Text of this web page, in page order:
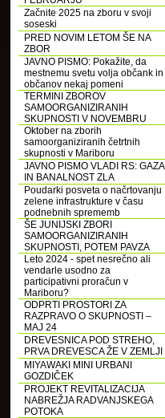
Začnite 2025 na zboru v svoji
soseski
PRED NOVIM LETOM ŠE NA
ZBOR
JAVNO PISMO: Pokažite, da
mestnemu svetu volja občank in
občanov nekaj pomeni
TERMINI ZBOROV
SAMOORGANIZIRANIH
SKUPNOSTI V NOVEMBRU
Oktober na zborih
samoorganiziranih četrtnih
skupnosti v Mariboru
JAVNO PISMO VLADI RS: GAZA
IN BANALNOST ZLA
Poudarki posveta o načrtovanju
zelene infrastrukture v času
podnebnih sprememb
ŠE JUNIJSKI ZBORI
SAMOORGANIZIRANIH
SKUPNOSTI, POTEM PAVZA
Leto 2024 - spet nesrečno ali
vendarle usodno za
participativni proračun v
Mariboru?
ODPRTI PROSTORI ZA
RAZPRAVO O SKUPNOSTI –
MAJ 24
DREVESNICA POD STREHO,
PRVA DREVESCA ŽE V ZEMLJI
MIYAWAKI MINI URBANI
GOZDIČEK
PROJEKT REVITALIZACIJA
NABREŽJA RADVANJSKEGA
POTOKA